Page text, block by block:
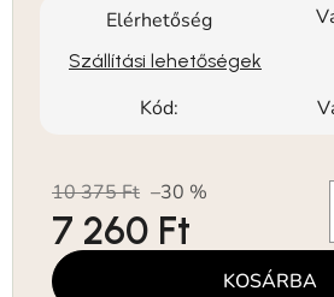
Elérhetőség
Szállítási lehetőségek
Kód:
10 375 Ft –30 %
7 260 Ft
Egységár: KOSÁRBA